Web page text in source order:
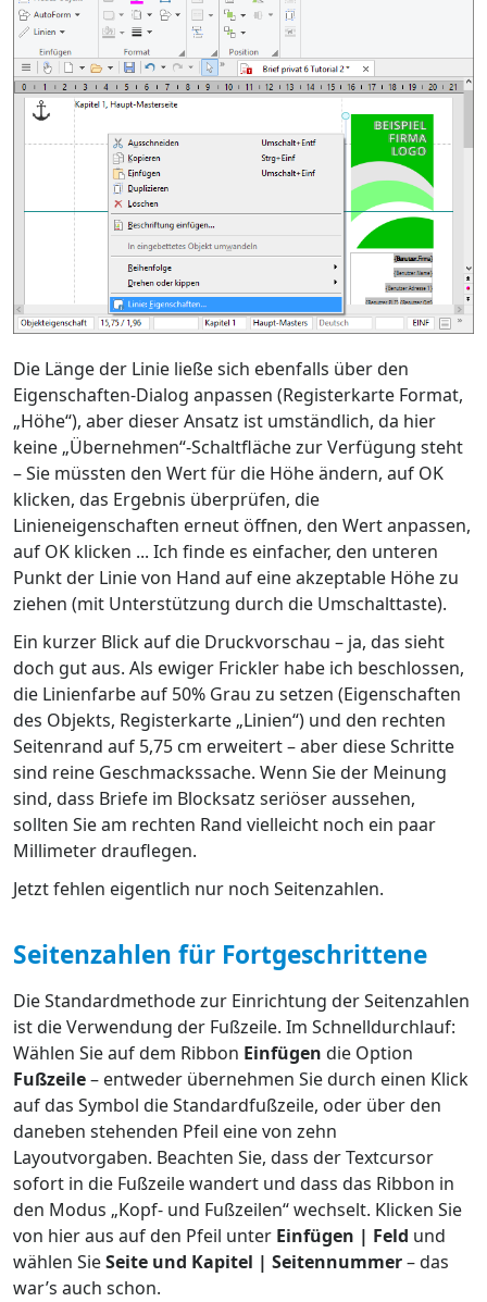
Die Länge der Linie ließe sich ebenfalls über den
Eigenschaften-Dialog anpassen (Registerkarte Format,
„Höhe“), aber dieser Ansatz ist umständlich, da hier
keine „Übernehmen“-Schaltfläche zur Verfügung steht
– Sie müssten den Wert für die Höhe ändern, auf OK
klicken, das Ergebnis überprüfen, die
Linieneigenschaften erneut öffnen, den Wert anpassen,
auf OK klicken ... Ich finde es einfacher, den unteren
Punkt der Linie von Hand auf eine akzeptable Höhe zu
ziehen (mit Unterstützung durch die Umschalttaste).
Ein kurzer Blick auf die Druckvorschau – ja, das sieht
doch gut aus. Als ewiger Frickler habe ich beschlossen,
die Linienfarbe auf 50% Grau zu setzen (Eigenschaften
des Objekts, Registerkarte „Linien“) und den rechten
Seitenrand auf 5,75 cm erweitert – aber diese Schritte
sind reine Geschmackssache. Wenn Sie der Meinung
sind, dass Briefe im Blocksatz seriöser aussehen,
sollten Sie am rechten Rand vielleicht noch ein paar
Millimeter drauflegen.
Jetzt fehlen eigentlich nur noch Seitenzahlen.
Seitenzahlen für Fortgeschrittene
Die Standardmethode zur Einrichtung der Seitenzahlen
ist die Verwendung der Fußzeile. Im Schnelldurchlauf:
Wählen Sie auf dem Ribbon Einfügen die Option
Fußzeile– entweder übernehmen Sie durch einen Klick
auf das Symbol die Standardfußzeile, oder über den
daneben stehenden Pfeil eine von zehn
Layoutvorgaben. Beachten Sie, dass der Textcursor
sofort in die Fußzeile wandert und dass das Ribbon in
den Modus „Kopf- und Fußzeilen“ wechselt. Klicken Sie
von hier aus auf den Pfeil unter Einfügen | Feld und
wählen SieSeite und Kapitel | Seitennummer– das
war’s auch schon.